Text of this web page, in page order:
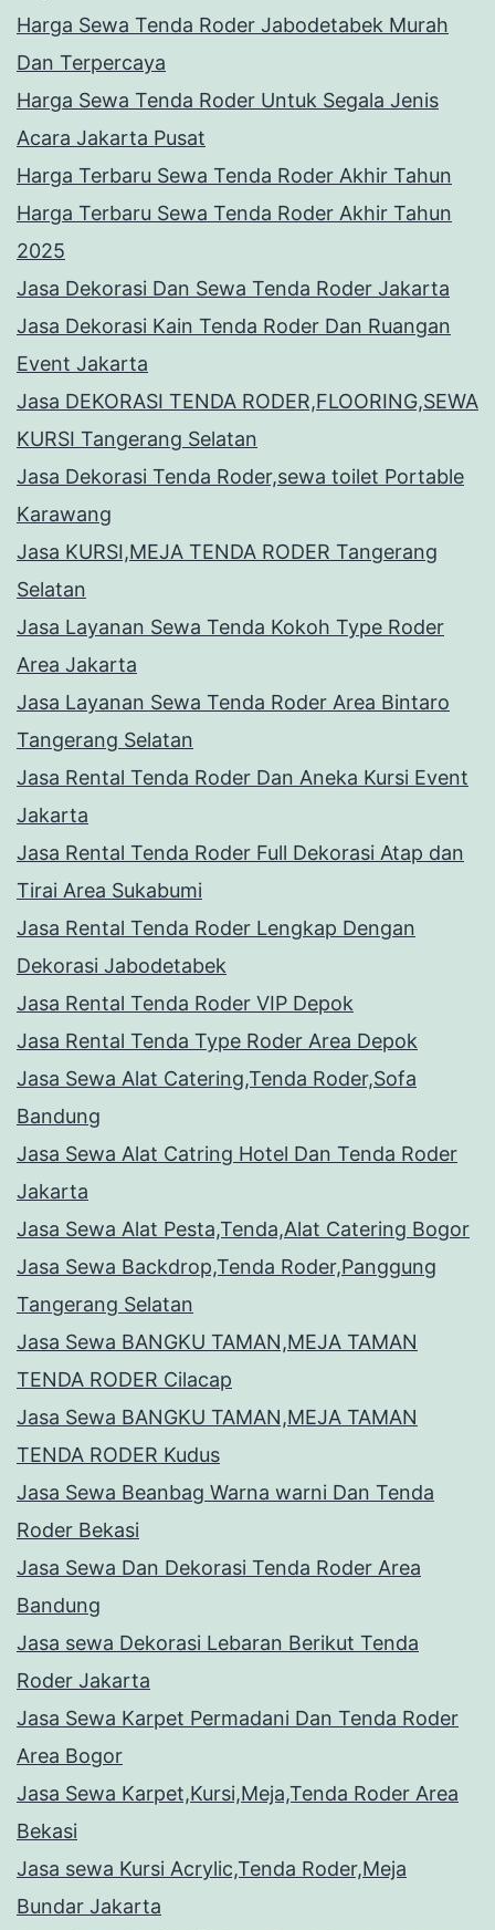
Harga Sewa Tenda Roder Jabodetabek Murah
Dan Terpercaya
Harga Sewa Tenda Roder Untuk Segala Jenis
Acara Jakarta Pusat
Harga Terbaru Sewa Tenda Roder Akhir Tahun
Harga Terbaru Sewa Tenda Roder Akhir Tahun
2025
Jasa Dekorasi Dan Sewa Tenda Roder Jakarta
Jasa Dekorasi Kain Tenda Roder Dan Ruangan
Event Jakarta
Jasa DEKORASI TENDA RODER,FLOORING,SEWA
KURSI Tangerang Selatan
Jasa Dekorasi Tenda Roder,sewa toilet Portable
Karawang
Jasa KURSI,MEJA TENDA RODER Tangerang
Selatan
Jasa Layanan Sewa Tenda Kokoh Type Roder
Area Jakarta
Jasa Layanan Sewa Tenda Roder Area Bintaro
Tangerang Selatan
Jasa Rental Tenda Roder Dan Aneka Kursi Event
Jakarta
Jasa Rental Tenda Roder Full Dekorasi Atap dan
Tirai Area Sukabumi
Jasa Rental Tenda Roder Lengkap Dengan
Dekorasi Jabodetabek
Jasa Rental Tenda Roder VIP Depok
Jasa Rental Tenda Type Roder Area Depok
Jasa Sewa Alat Catering,Tenda Roder,Sofa
Bandung
Jasa Sewa Alat Catring Hotel Dan Tenda Roder
Jakarta
Jasa Sewa Alat Pesta,Tenda,Alat Catering Bogor
Jasa Sewa Backdrop,Tenda Roder,Panggung
Tangerang Selatan
Jasa Sewa BANGKU TAMAN,MEJA TAMAN
TENDA RODER Cilacap
Jasa Sewa BANGKU TAMAN,MEJA TAMAN
TENDA RODER Kudus
Jasa Sewa Beanbag Warna warni Dan Tenda
Roder Bekasi
Jasa Sewa Dan Dekorasi Tenda Roder Area
Bandung
Jasa sewa Dekorasi Lebaran Berikut Tenda
Roder Jakarta
Jasa Sewa Karpet Permadani Dan Tenda Roder
Area Bogor
Jasa Sewa Karpet,Kursi,Meja,Tenda Roder Area
Bekasi
Jasa sewa Kursi Acrylic,Tenda Roder,Meja
Bundar Jakarta